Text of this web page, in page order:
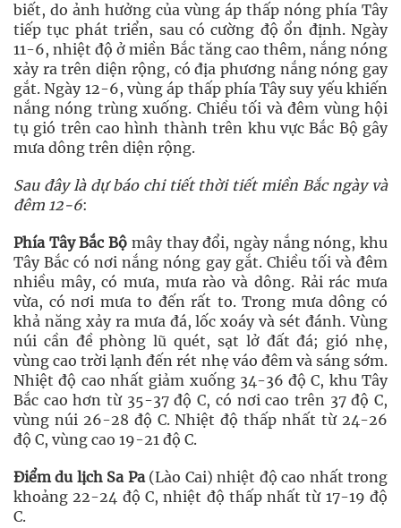
biết, do ảnh hưởng của vùng áp thấp nóng phía Tây
tiếp tục phát triển, sau có cường độ ổn định. Ngày
11-6, nhiệt độ ở miền Bắc tăng cao thêm, nắng nóng
xảy ra trên diện rộng, có địa phương nắng nóng gay
gắt. Ngày 12-6, vùng áp thấp phía Tây suy yếu khiến
nắng nóng trùng xuống. Chiều tối và đêm vùng hội
tụ gió trên cao hình thành trên khu vực Bắc Bộ gây
mưa dông trên diện rộng.
Sau đây là dự báo chi tiết thời tiết miền Bắc ngày và
đêm 12-6:
Phía Tây Bắc Bộ mây thay đổi, ngày nắng nóng, khu
Tây Bắc có nơi nắng nóng gay gắt. Chiều tối và đêm
nhiều mây, có mưa, mưa rào và dông. Rải rác mưa
vừa, có nơi mưa to đến rất to. Trong mưa dông có
khả năng xảy ra mưa đá, lốc xoáy và sét đánh. Vùng
núi cần đề phòng lũ quét, sạt lở đất đá; gió nhẹ,
vùng cao trời lạnh đến rét nhẹ váo đêm và sáng sớm.
Nhiệt độ cao nhất giảm xuống 34-36 độ C, khu Tây
Bắc cao hơn từ 35-37 độ C, có nơi cao trên 37 độ C,
vùng núi 26-28 độ C. Nhiệt độ thấp nhất từ 24-26
độ C, vùng cao 19-21 độ C.
Điểm du lịch Sa Pa(Lào Cai) nhiệt độ cao nhất trong
khoảng 22-24 độ C, nhiệt độ thấp nhất từ 17-19 độ
C.